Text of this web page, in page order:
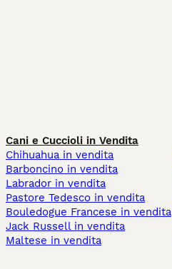
Cani e Cuccioli in Vendita
Chihuahua in vendita
Barboncino in vendita
Labrador in vendita
Pastore Tedesco in vendita
Bouledogue Francese in vendita
Jack Russell in vendita
Maltese in vendita